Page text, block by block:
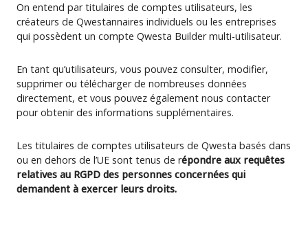
On entend par titulaires de comptes utilisateurs, les
créateurs de Qwestannaires individuels ou les entreprises
qui possèdent un compte Qwesta Builder multi-utilisateur.
En tant qu’utilisateurs, vous pouvez consulter, modifier,
supprimer ou télécharger de nombreuses données
directement, et vous pouvez également nous contacter
pour obtenir des informations supplémentaires.
Les titulaires de comptes utilisateurs de Qwesta basés dans
ou en dehors de l’UE sont tenus de répondre aux requêtes
relatives au RGPD des personnes concernées qui
demandent à exercer leurs droits.